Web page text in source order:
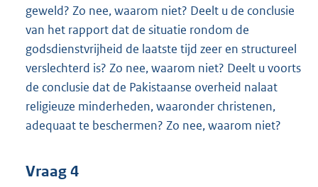
geweld? Zo nee, waarom niet? Deelt u de conclusie
van het rapport dat de situatie rondom de
godsdienstvrijheid de laatste tijd zeer en structureel
verslechterd is? Zo nee, waarom niet? Deelt u voorts
de conclusie dat de Pakistaanse overheid nalaat
religieuze minderheden, waaronder christenen,
adequaat te beschermen? Zo nee, waarom niet?
Vraag 4